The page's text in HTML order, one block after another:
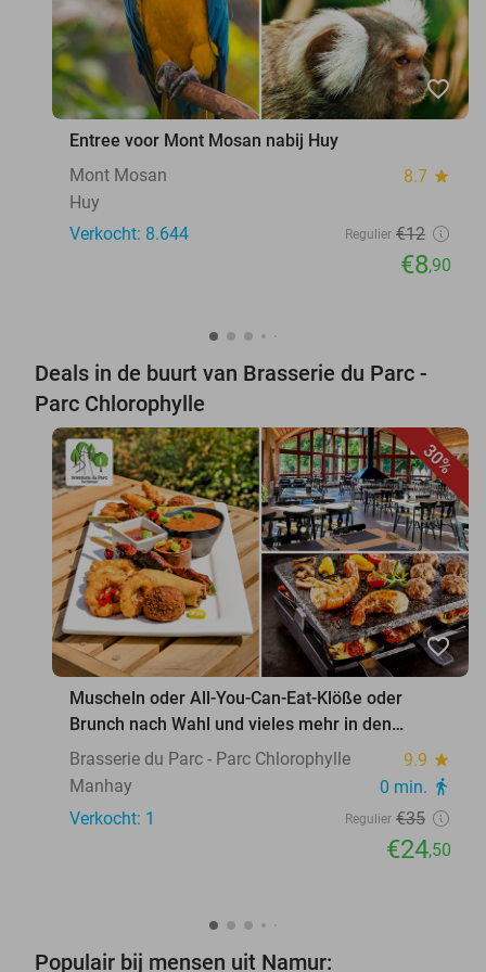
favorite_border
Entree voor Mont Mosan nabij Huy
Mont Mosan
8.7 star
Huy
Verkocht: 8.644
Regulier €12
€8,90
Deals in de buurt van Brasserie du Parc -
Parc Chlorophylle
30%
favorite_border
Muscheln oder All-You-Can-Eat-Klöße oder
Brunch nach Wahl und vieles mehr in den
Ardennen
Brasserie du Parc - Parc Chlorophylle 9.9 star
Manhay 0 min. directions_walk
Verkocht: 1 Regulier €35
€24,50
Populair bij mensen uit Namur: